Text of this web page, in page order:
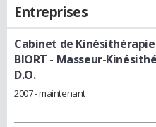
Entreprises
Cabinet de
BIORT - Masseur-
D.O.
2007 - maintenant